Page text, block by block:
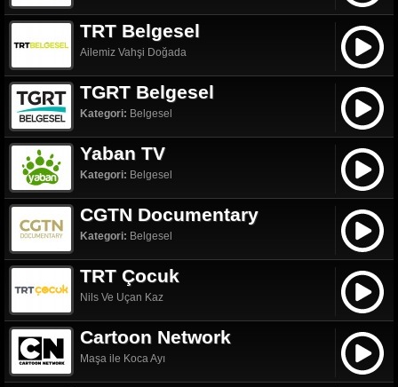
TRT Belgesel
Ailemiz Vahşi Doğada
TGRT Belgesel
Kategori: Belgesel
Yaban TV
Kategori: Belgesel
CGTN Documentary
Kategori: Belgesel
TRT Çocuk
Nils Ve Uçan Kaz
Cartoon Network
Maşa ile Koca Ayı